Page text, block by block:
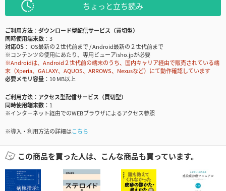
ちょっと立ち読み
ご利用方法
ダウンロード型配信サービス（買切型）
同時使用端末数
3
対応OS
iOS最新の２世代前まで / Android最新の２世代前まで
※コンテンツの使用にあたり、専用ビューアisho.jpが必要
※Androidは、Android２世代前の端末のうち、国内キャリア経由で販売されている端
末（Xperia、GALAXY、AQUOS、ARROWS、Nexusなど）にて動作確認しています
必要メモリ容量
10 MB以上
ご利用方法
アクセス型配信サービス（買切型）
同時使用端末数
1
※インターネット経由でのWEBブラウザによるアクセス参照
※導入・利用方法の詳細はこちら
この商品を買った人は、こんな商品も買っています。